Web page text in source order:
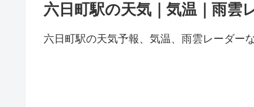
六日町駅の天気｜気温｜雨雲
六日町駅の天気予報、気温、雨雲レーダー